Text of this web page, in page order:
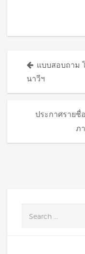
Postsแบบสอบถาม
นาวีฯ
ประกาศรายชื่
ภ